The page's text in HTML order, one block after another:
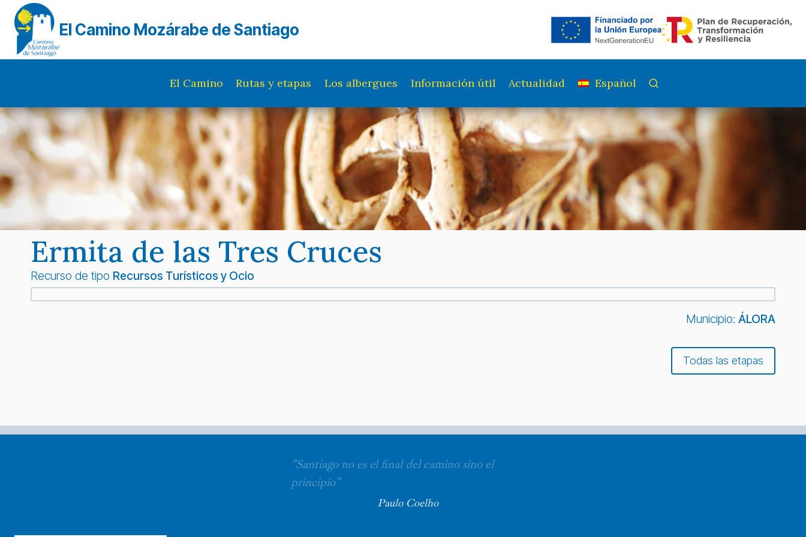
Saltar
contenido
El Camino Mozárabe de Santiago
El Camino Rutas y etapas Los albergues Información útil Actualidad Español
Ermita de las Tres Cruces
Recurso de tipo Recursos Turísticos y Ocio
Municipio: ÁLORA
Todas las etapas
"Santiago no es el final del camino sino el
principio"
Paulo Coelho